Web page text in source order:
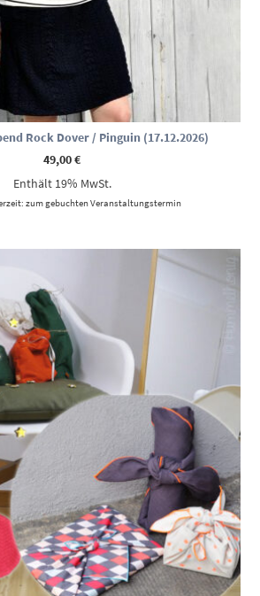
Rock Dover / Pinguin (17.12.2026)
49,00€
Enthält 19% MwSt.
zum gebuchten Veranstaltungstermin